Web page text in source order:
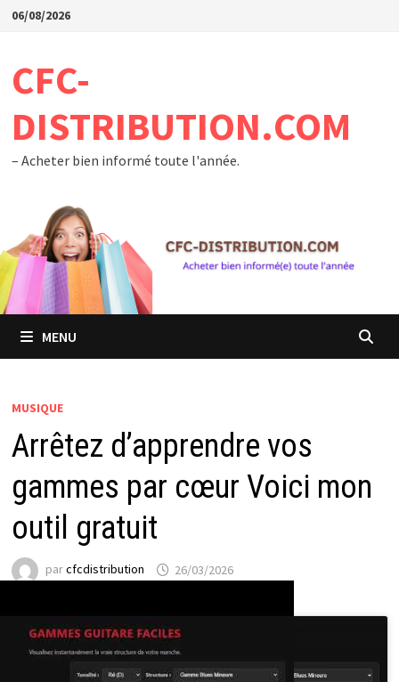
Passer
06/08/2026
CFC-
DISTRIBUTION.COM
– Acheter bien informé toute l'année.
MENU
MUSIQUE
Arrêtez d’apprendre vos
gammes par cœur Voici mon
outil gratuit
parcfcdistribution 26/03/2026